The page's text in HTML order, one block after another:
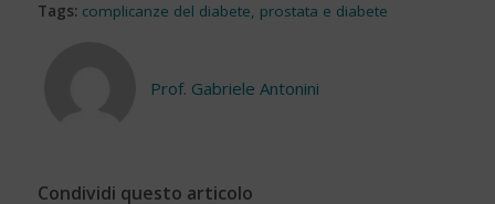
Tags: complicanze del diabete, prostata e diabete
Prof. Gabriele Antonini
Condividi questo articolo